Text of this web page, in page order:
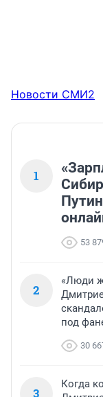
Новости СМИ2
1
53
2
«Люди
под
30
3
Когда